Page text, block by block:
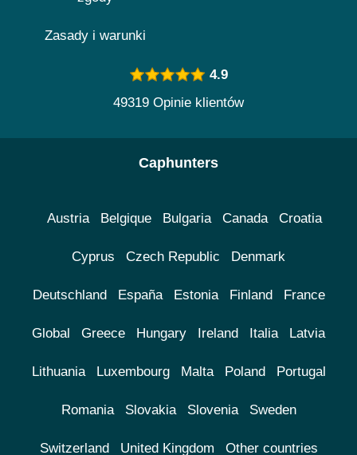
Zasady i warunki
4.9
49319 Opinie klientów
Caphunters
Austria Belgique Bulgaria Canada Croatia
Cyprus Czech Republic Denmark
Deutschland España Estonia Finland France
Global Greece Hungary Ireland Italia Latvia
Lithuania Luxembourg Malta Poland Portugal
Romania Slovakia Slovenia Sweden
Switzerland United Kingdom Other countries